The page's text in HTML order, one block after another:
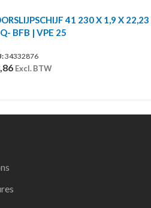
41 230 X 1,9 X 22,23
BFB | VPE 25
34332876
Excl. BTW